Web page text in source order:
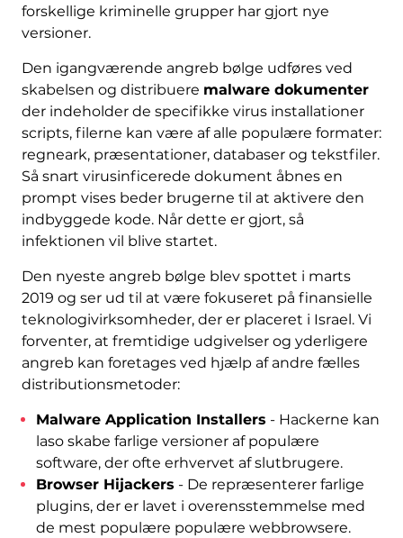
forskellige kriminelle grupper har gjort nye
versioner.
Den igangværende angreb bølge udføres ved
skabelsen og distribuere malware dokumenter
der indeholder de specifikke virus installationer
scripts, filerne kan være af alle populære formater:
regneark, præsentationer, databaser og tekstfiler.
Så snart virusinficerede dokument åbnes en
prompt vises beder brugerne til at aktivere den
indbyggede kode. Når dette er gjort, så
infektionen vil blive startet.
Den nyeste angreb bølge blev spottet i marts
2019 og ser ud til at være fokuseret på finansielle
teknologivirksomheder, der er placeret i Israel. Vi
forventer, at fremtidige udgivelser og yderligere
angreb kan foretages ved hjælp af andre fælles
distributionsmetoder:
Malware Application Installers - Hackerne kan
laso skabe farlige versioner af populære
software, der ofte erhvervet af slutbrugere.
Browser Hijackers - De repræsenterer farlige
plugins, der er lavet i overensstemmelse med
de mest populære populære webbrowsere.